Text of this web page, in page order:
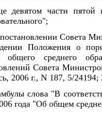
девятом части пятой
Совета
Положения о
общего среднего
Совета
2006 г., N 187, 5/
слова "В
года "Об общем